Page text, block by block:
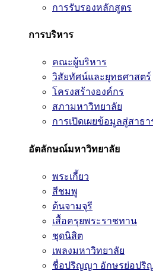
การรับรองหลักสูตร
การบริหาร
คณะผู้บริหาร
วิสัยทัศน์และยุทธศาสตร์
โครงสร้างองค์กร
สภามหาวิทยาลัย
การเปิดเผยข้อมูลสู่สาธ
อัตลักษณ์มหาวิทยาลัย
พระเกี้ยว
สีชมพู
ต้นจามจุรี
เสื้อครุยพระราชทาน
ชุดนิสิต
เพลงมหาวิทยาลัย
ชื่อปริญญา อักษรย่อปริ